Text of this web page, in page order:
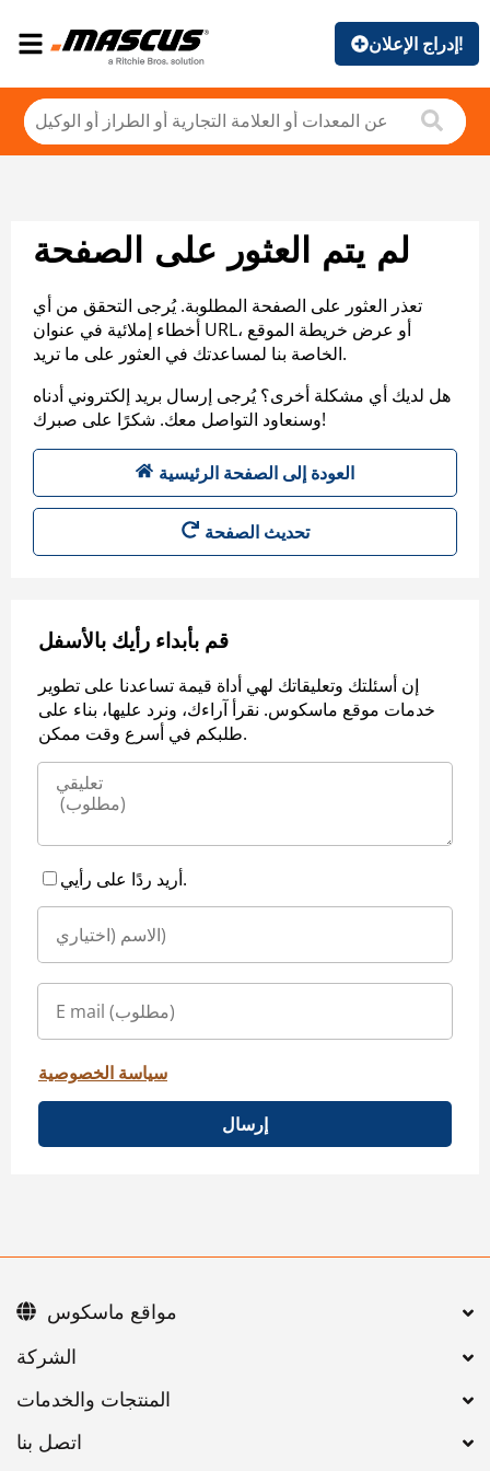
إدراج الإعلان!
لم يتم العثور على الصفحة
تعذر العثور على الصفحة المطلوبة. يُرجى التحقق من أي
أخطاء إملائية في عنوان URL، أو عرض خريطة الموقع
الخاصة بنا لمساعدتك في العثور على ما تريد.
هل لديك أي مشكلة أخرى؟ يُرجى إرسال بريد إلكتروني أدناه
وسنعاود التواصل معك. شكرًا على صبرك!
العودة إلى الصفحة الرئيسية
تحديث الصفحة
قم بأبداء رأيك بالأسفل
إن أسئلتك وتعليقاتك لهي أداة قيمة تساعدنا على تطوير
خدمات موقع ماسكوس. نقرأ آراءك، ونرد عليها، بناء على
طلبكم في أسرع وقت ممكن.
أريد ردًا على رأيي.
سياسة الخصوصية
إرسال
اتصل بنا
مواقع ماسكوس